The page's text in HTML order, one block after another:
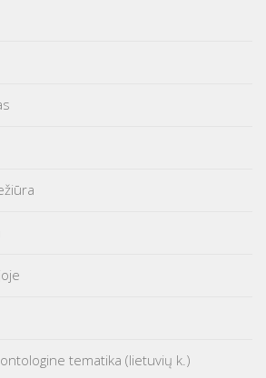
tematika (lietuvių k.)